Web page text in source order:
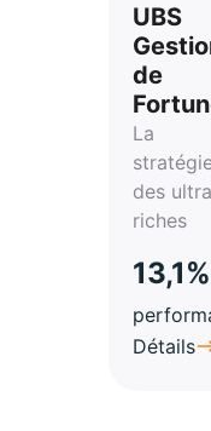
UBS
de
La
des
riches
13,1%
Détails